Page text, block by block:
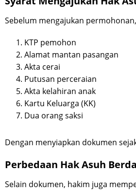
Sebelum mengajukan
KTP pemohon
Alamat mantan pasangan
Akta cerai
Putusan perceraian
Akta kelahiran anak
Kartu Keluarga (KK)
Dua orang saksi
Dengan menyiapkan dokumen
Perbedaan Hak Asuh
Selain dokumen, hakim juga